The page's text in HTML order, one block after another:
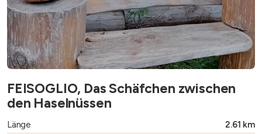
FEISOGLIO, Das Schäfchen zwischen
den Haselnüssen
Länge
2.61 km